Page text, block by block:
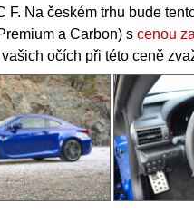
F. Na českém trhu bude
a Carbon) s cenou
očích při této ceně